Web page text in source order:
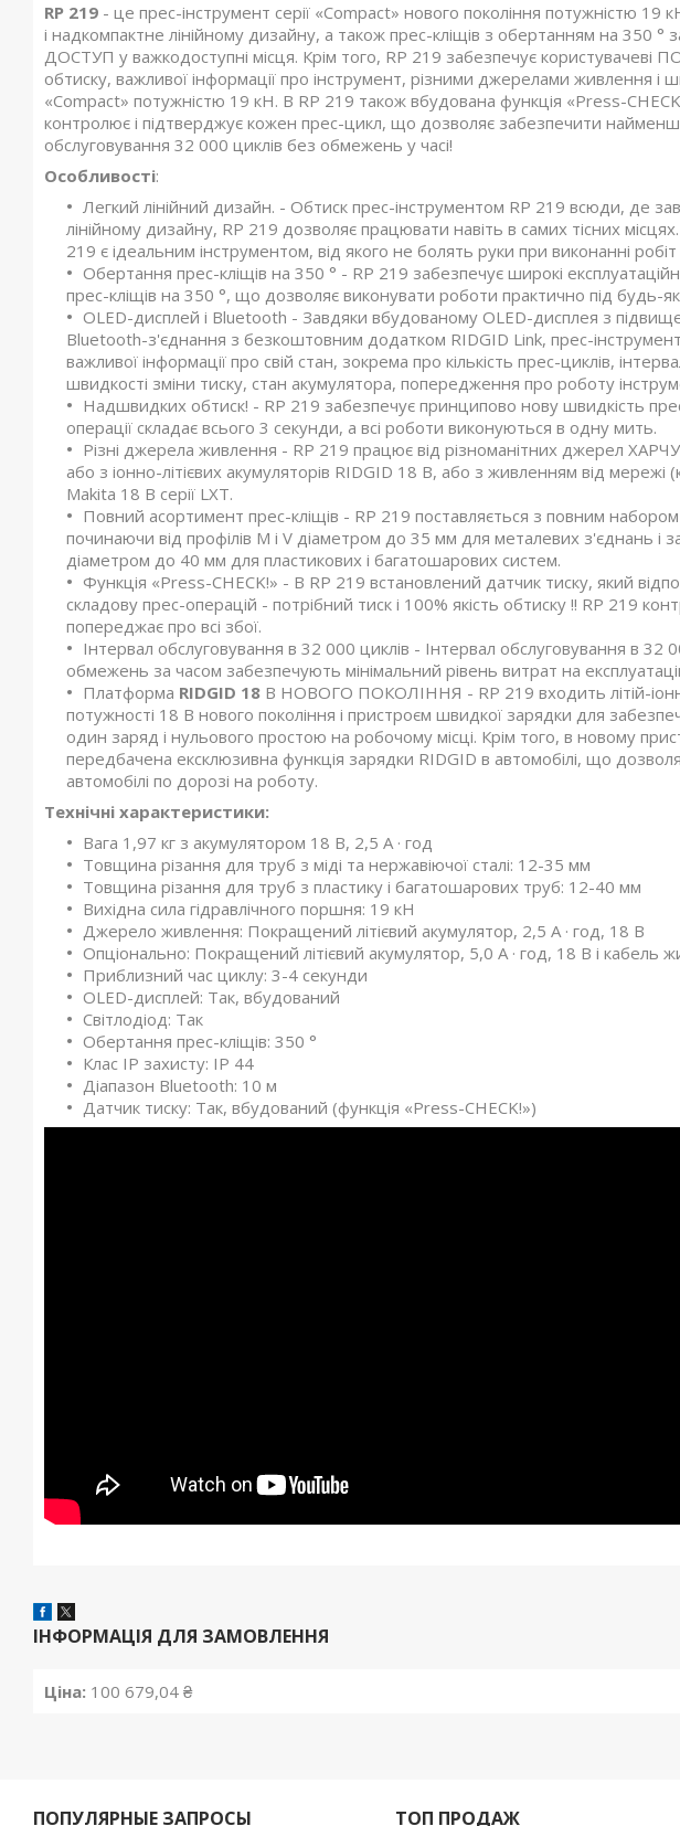
RP 219 - це прес-інструмент серії «Compact» нового покоління потужністю 19
і надкомпактне лінійному дизайну, а також прес-кліщів з обертанням на 350
ДОСТУП у важкодоступні місця. Крім того, RP 219 забезпечує
обтиску, важливої ​​інформації про інструмент, різними джерелами живлення і
«Compact» потужністю 19 кН. В RP 219 також вбудована функція «Press-
контролює і підтверджує кожен прес-цикл, що дозволяє забезпечити найменші
обслуговування 32 000 циклів без обмежень у часі!
Особливості:
Легкий лінійний дизайн. - Обтиск прес-інструментом RP 219 всюди, де
лінійному дизайну, RP 219 дозволяє працювати навіть в самих тісних
219 є ідеальним інструментом, від якого не болять руки при виконанні
Обертання прес-кліщів на 350 ° - RP 219 забезпечує широкі
прес-кліщів на 350 °, що дозволяє виконувати роботи практично під будь-
OLED-дисплей і Bluetooth - Завдяки вбудованому OLED-дисплея з
Bluetooth-з'єднання з безкоштовним додатком RIDGID Link, прес-
важливої ​​інформації про свій стан, зокрема про кількість прес-циклів,
швидкості зміни тиску, стан акумулятора, попередження про роботу
Надшвидких обтиск! - RP 219 забезпечує принципово нову швидкість
операції складає всього 3 секунди, а всі роботи виконуються в одну мить.
Різні джерела живлення - RP 219 працює від різноманітних джерел
або з іонно-літієвих акумуляторів RIDGID 18 В, або з живленням від
Makita 18 В серії LXT.
Повний асортимент прес-кліщів - RP 219 поставляється з повним набором
починаючи від профілів M і V діаметром до 35 мм для металевих з'єднань і
діаметром до 40 мм для пластикових і багатошарових систем.
Функція «Press-CHECK!» - В RP 219 встановлений датчик тиску, який
складову прес-операцій - потрібний тиск і 100% якість обтиску !! RP 219
попереджає про всі збої.
Інтервал обслуговування в 32 000 циклів - Інтервал обслуговування в 32
обмежень за часом забезпечують мінімальний рівень витрат на
Платформа RIDGID 18 В НОВОГО ПОКОЛІННЯ - RP 219 входить літій-
потужності 18 В нового покоління і пристроєм швидкої зарядки для
один заряд і нульового простою на робочому місці. Крім того, в новому
передбачена ексклюзивна функція зарядки RIDGID в автомобілі, що
автомобілі по дорозі на роботу.
Технічні характеристики:
Вага 1,97 кг з акумулятором 18 В, 2,5 А · год
Товщина різання для труб з міді та нержавіючої сталі: 12-35 мм
Товщина різання для труб з пластику і багатошарових труб: 12-40 мм
Вихідна сила гідравлічного поршня: 19 кН
Джерело живлення: Покращений літієвий акумулятор, 2,5 А · год, 18 В
Опціонально: Покращений літієвий акумулятор, 5,0 А · год, 18 В і кабель
Приблизний час циклу: 3-4 секунди
OLED-дисплей: Так, вбудований
Світлодіод: Так
Обертання прес-кліщів: 350 °
Клас IP захисту: IP 44
Діапазон Bluetooth: 10 м
Датчик тиску: Так, вбудований (функція «Press-CHECK!»)
ІНФОРМАЦІЯ ДЛЯ ЗАМОВЛЕННЯ
Ціна: 100 679,04 ₴
ПОПУЛЯРНЫЕ ЗАПРОСЫ ТОП ПРОДАЖ